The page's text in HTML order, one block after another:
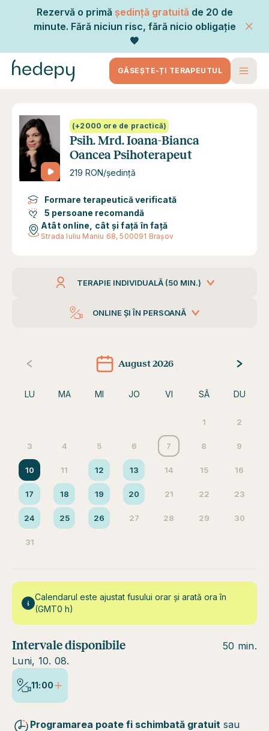
Rezervă o primă ședință gratuită de 20 de
minute. Fără niciun risc, fără nicio obligație
🧡
GĂSEȘTE-ȚI TERAPEUTUL
(+2000 ore de practică)
Psih. Mrd. Ioana-Bianca
Oancea Psihoterapeut
219 RON/ședință
Formare terapeutică verificată
5 persoane recomandă
Atât online, cât și față în față
Strada Iuliu Maniu 68, 500091 Brașov
TERAPIE INDIVIDUALĂ (50 MIN.)
ONLINE ȘI ÎN PERSOANĂ
August 2026
LU MA MI JO VI SÂ DU
1 2
3 4 5 6 7 8 9
10 11 12 13 14 15 16
17 18 19 20 21 22 23
24 25 26 27 28 29 30
31
Calendarul este ajustat fusului orar și arată ora în
(GMT0 h)
Intervale disponibile
Luni, 10. 08.
50 min.
11:00
Programarea poate fi schimbată gratuit sau